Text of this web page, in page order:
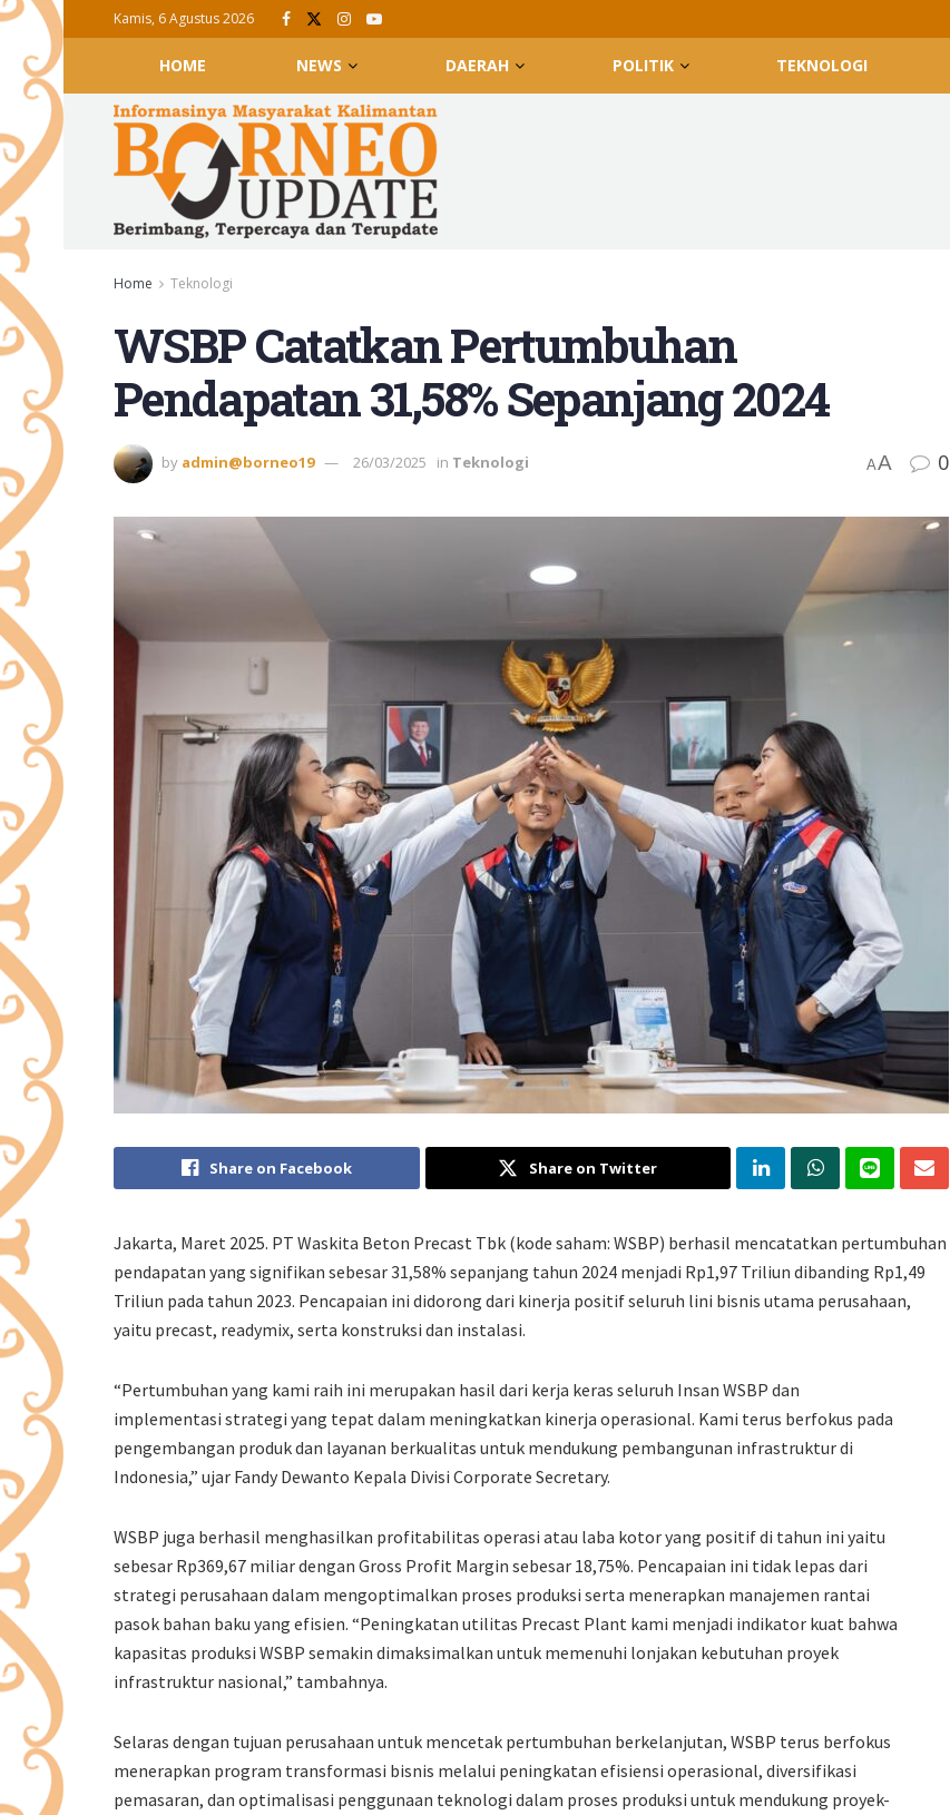
Kamis, 6 Agustus 2026
HOME NEWS DAERAH POLITIK TEKNOLOGI
Home Teknologi
WSBP Catatkan Pertumbuhan
Pendapatan 31,58% Sepanjang 2024
by admin@borneo19 26/03/2025 in Teknologi AA 0
Share on Facebook Share on Twitter
Jakarta, Maret 2025. PT Waskita Beton Precast Tbk (kode saham: WSBP) berhasil mencatatkan pertumbuhan
pendapatan yang signifikan sebesar 31,58% sepanjang tahun 2024 menjadi Rp1,97 Triliun dibanding Rp1,49
Triliun pada tahun 2023. Pencapaian ini didorong dari kinerja positif seluruh lini bisnis utama perusahaan,
yaitu precast, readymix, serta konstruksi dan instalasi.
“Pertumbuhan yang kami raih ini merupakan hasil dari kerja keras seluruh Insan WSBP dan
implementasi strategi yang tepat dalam meningkatkan kinerja operasional. Kami terus berfokus pada
pengembangan produk dan layanan berkualitas untuk mendukung pembangunan infrastruktur di
Indonesia,” ujar Fandy Dewanto Kepala Divisi Corporate Secretary.
WSBP juga berhasil menghasilkan profitabilitas operasi atau laba kotor yang positif di tahun ini yaitu
sebesar Rp369,67 miliar dengan Gross Profit Margin sebesar 18,75%. Pencapaian ini tidak lepas dari
strategi perusahaan dalam mengoptimalkan proses produksi serta menerapkan manajemen rantai
pasok bahan baku yang efisien. “Peningkatan utilitas Precast Plant kami menjadi indikator kuat bahwa
kapasitas produksi WSBP semakin dimaksimalkan untuk memenuhi lonjakan kebutuhan proyek
infrastruktur nasional,” tambahnya.
Selaras dengan tujuan perusahaan untuk mencetak pertumbuhan berkelanjutan, WSBP terus berfokus
menerapkan program transformasi bisnis melalui peningkatan efisiensi operasional, diversifikasi
pemasaran, dan optimalisasi penggunaan teknologi dalam proses produksi untuk mendukung proyek-